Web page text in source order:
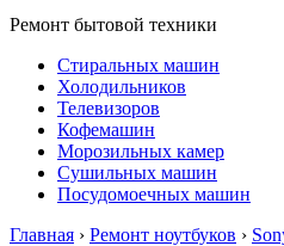
Ремонт бытовой техники
Стиральных машин
Холодильников
Телевизоров
Кофемашин
Морозильных камер
Сушильных машин
Посудомоечных машин
Главная › Ремонт ноутбуков ›